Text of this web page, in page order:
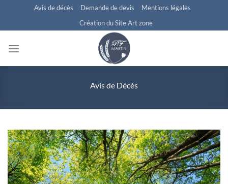
contenu
Avis de décès Demande de devis
Mentions légales
Création du Site Art zone
Avis de Décès